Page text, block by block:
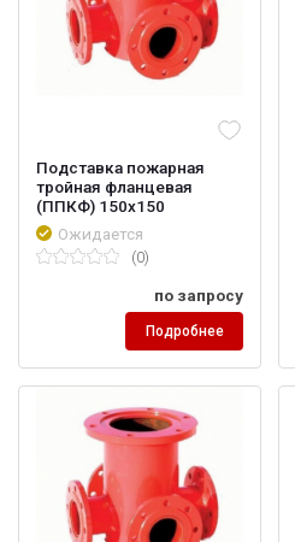
Подставка пожарная
тройная фланцевая
(ППКФ) 150х150
Ожидается
(0)
по запросу
Подробнее